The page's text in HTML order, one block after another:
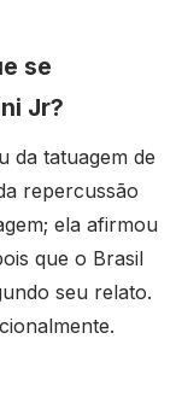
se
Jr?
da tatuagem de
repercussão
ela afirmou
que o Brasil
seu relato.